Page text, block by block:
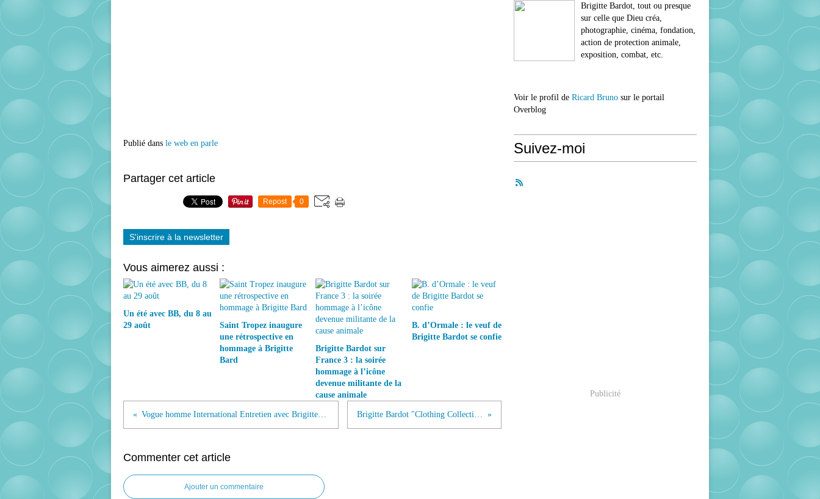
Publié dans le web en parle
Partager cet article
Repost 0
S'inscrire à la newsletter
Vous aimerez aussi :
Un été avec BB, du 8 au
29 août
Saint Tropez inaugure
une rétrospective en
hommage à Brigitte
Bard
Brigitte Bardot sur
France 3 : la soirée
hommage à l’icône
devenue militante de la
cause animale
B. d’Ormale : le veuf de
Brigitte Bardot se confie
Vogue homme International Entretien avec Brigitte Bardot Brigitte Bardot "Clothing Collection"...
Commenter cet article
Ajouter un commentaire
Brigitte Bardot, tout ou presque
sur celle que Dieu créa,
photographie, cinéma, fondation,
action de protection animale,
exposition, combat, etc.
Voir le profil de Ricard Bruno sur le portail
Overblog
Suivez-moi
Publicité